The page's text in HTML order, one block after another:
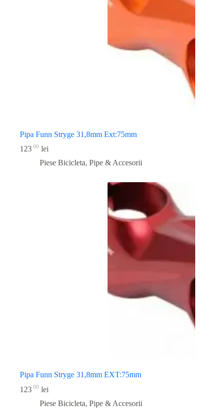
Pipa Funn Stryge 31,8mm Ext:75mm
123 00 lei
Piese Bicicleta, Pipe & Accesorii
Pipa Funn Stryge 31,8mm EXT:75mm
123 00 lei
Piese Bicicleta, Pipe & Accesorii